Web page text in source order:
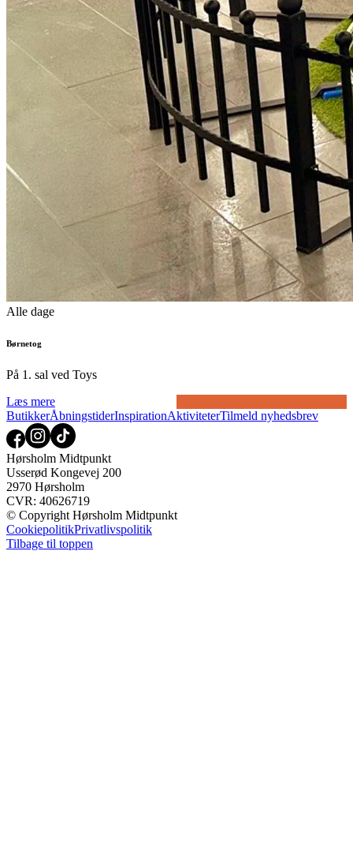
Alle dage
Børnetog
På 1. sal ved Toys
Læs mere
ButikkerÅbningstiderInspirationAktiviteterTilmeld nyhedsbrev
Hørsholm Midtpunkt
Usserød Kongevej 200
2970 Hørsholm
CVR: 40626719
© Copyright Hørsholm Midtpunkt
CookiepolitikPrivatlivspolitik
Tilbage til toppen